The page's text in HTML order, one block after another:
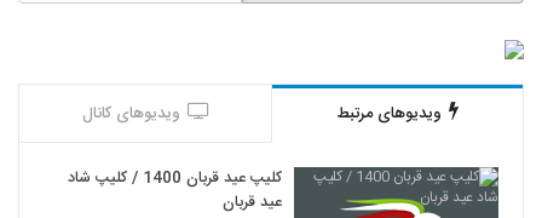
ویدیوهای مرتبط ویدیوهای کانال
کلیپ عید قربان 1400 / کلیپ شاد
عید قربان